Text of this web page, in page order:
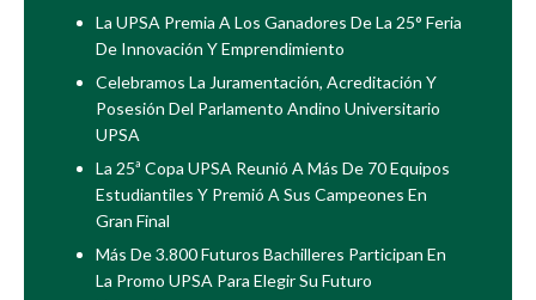
La UPSA Premia A Los Ganadores De La 25° Feria
De Innovación Y Emprendimiento
Celebramos La Juramentación, Acreditación Y
Posesión Del Parlamento Andino Universitario
UPSA
La 25ª Copa UPSA Reunió A Más De 70 Equipos
Estudiantiles Y Premió A Sus Campeones En
Gran Final
Más De 3.800 Futuros Bachilleres Participan En
La Promo UPSA Para Elegir Su Futuro